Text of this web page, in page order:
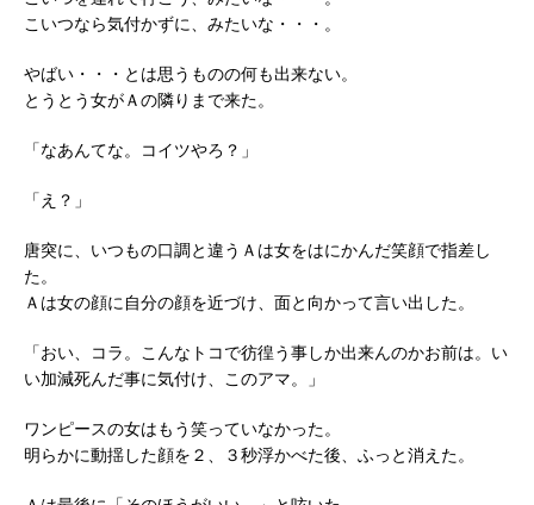
こいつなら気付かずに、みたいな・・・。
やばい・・・とは思うものの何も出来ない。
とうとう女がＡの隣りまで来た。
「なあんてな。コイツやろ？」
「え？」
唐突に、いつもの口調と違うＡは女をはにかんだ笑顔で指差し
た。
Ａは女の顔に自分の顔を近づけ、面と向かって言い出した。
「おい、コラ。こんなトコで彷徨う事しか出来んのかお前は。い
い加減死んだ事に気付け、このアマ。」
ワンピースの女はもう笑っていなかった。
明らかに動揺した顔を２、３秒浮かべた後、ふっと消えた。